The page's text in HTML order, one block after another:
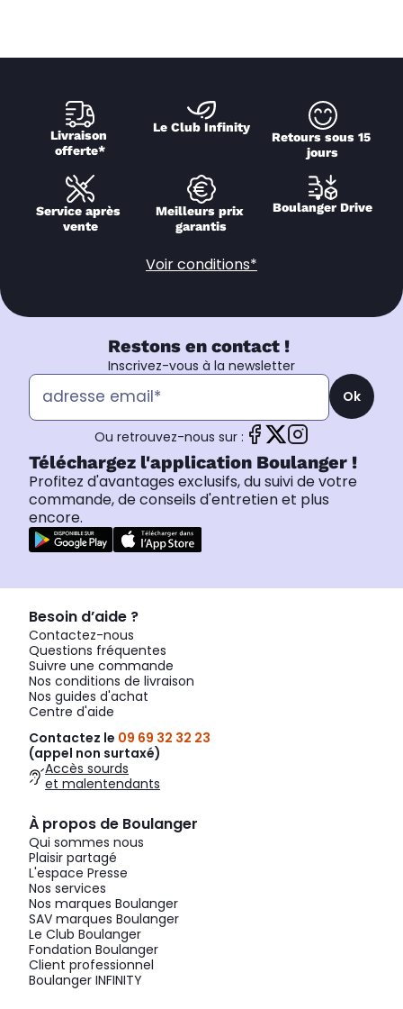
Livraison
offerte*
Le Club Infinity
Retours sous 15
jours
Service après
vente
Meilleurs prix
garantis
Boulanger Drive
Voir conditions*
Restons en contact !
Inscrivez-vous à la newsletter
Ok
Ou retrouvez-nous sur :
Téléchargez l'application Boulanger !
Profitez d'avantages exclusifs, du suivi de votre
commande, de conseils d'entretien et plus
encore.
Besoin d’aide ?
Contactez-nous
Questions fréquentes
Suivre une commande
Nos conditions de livraison
Nos guides d'achat
Centre d'aide
Contactez le 09 69 32 32 23
(appel non surtaxé)
Accès sourds
et malentendants
À propos de Boulanger
Qui sommes nous
Plaisir partagé
L'espace Presse
Nos services
Nos marques Boulanger
SAV marques Boulanger
Le Club Boulanger
Fondation Boulanger
Client professionnel
Boulanger INFINITY